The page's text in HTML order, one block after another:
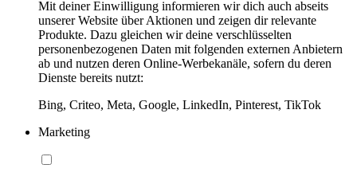
Mit deiner Einwilligung informieren wir dich auch abseits
unserer Website über Aktionen und zeigen dir relevante
Produkte. Dazu gleichen wir deine verschlüsselten
personenbezogenen Daten mit folgenden externen Anbietern
ab und nutzen deren Online-Werbekanäle, sofern du deren
Dienste bereits nutzt:
Bing, Criteo, Meta, Google, LinkedIn, Pinterest, TikTok
Marketing